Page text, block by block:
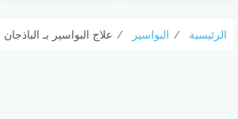
الرئيسية ⁄ البواسير ⁄ علاج البواسير بـ الباذجان